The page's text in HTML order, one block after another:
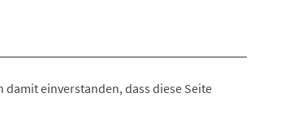
damit einverstanden, dass diese Seite